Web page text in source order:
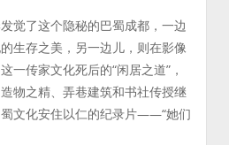
觉了这个隐秘的巴蜀成都，一边
生存之美，另一边儿，则在影像
一传家文化死后的“闲居之道”，
物之精、弄巷建筑和书社传授继
文化安住以仁的纪录片——“她们